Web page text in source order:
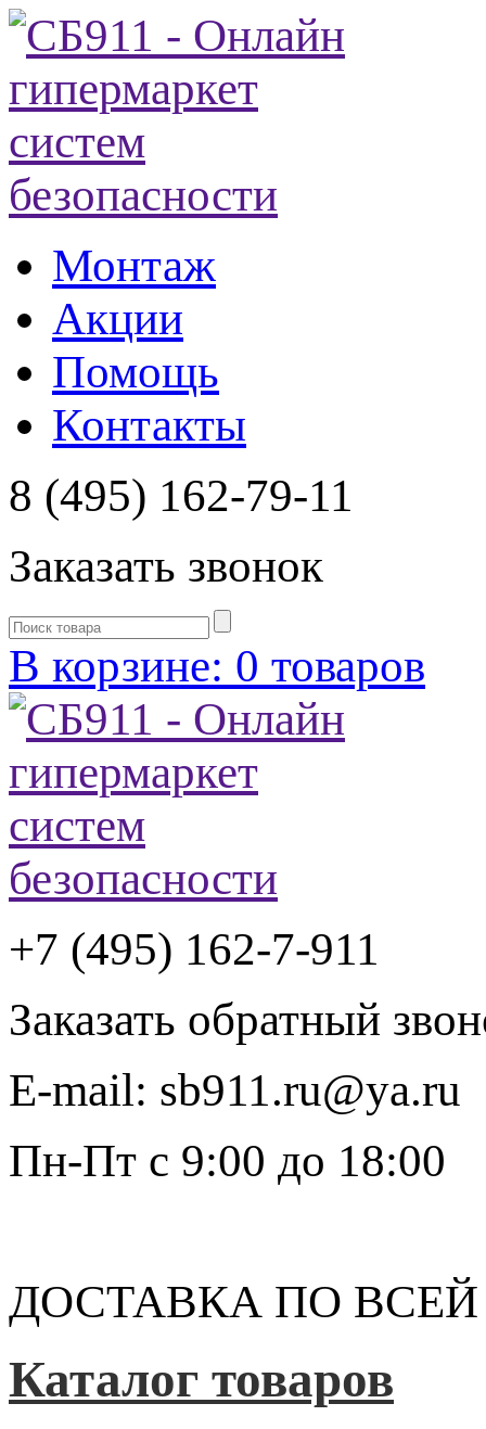
Монтаж
Акции
Помощь
Контакты
8 (495) 162-79-11
Заказать звонок
В корзине: 0 товаров
+7 (495) 162-7-911
Заказать обратный
E-mail: sb911.ru@ya.ru
Пн-Пт с 9:00 до 18:00
ДОСТАВКА ПО
Каталог товаров